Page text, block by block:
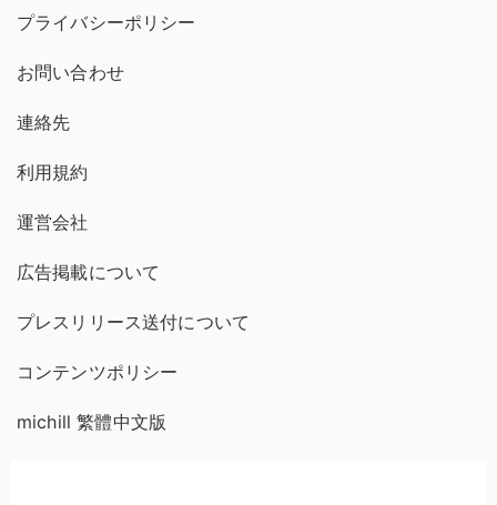
プライバシーポリシー
お問い合わせ
連絡先
利用規約
運営会社
広告掲載について
プレスリリース送付について
コンテンツポリシー
michill 繁體中文版